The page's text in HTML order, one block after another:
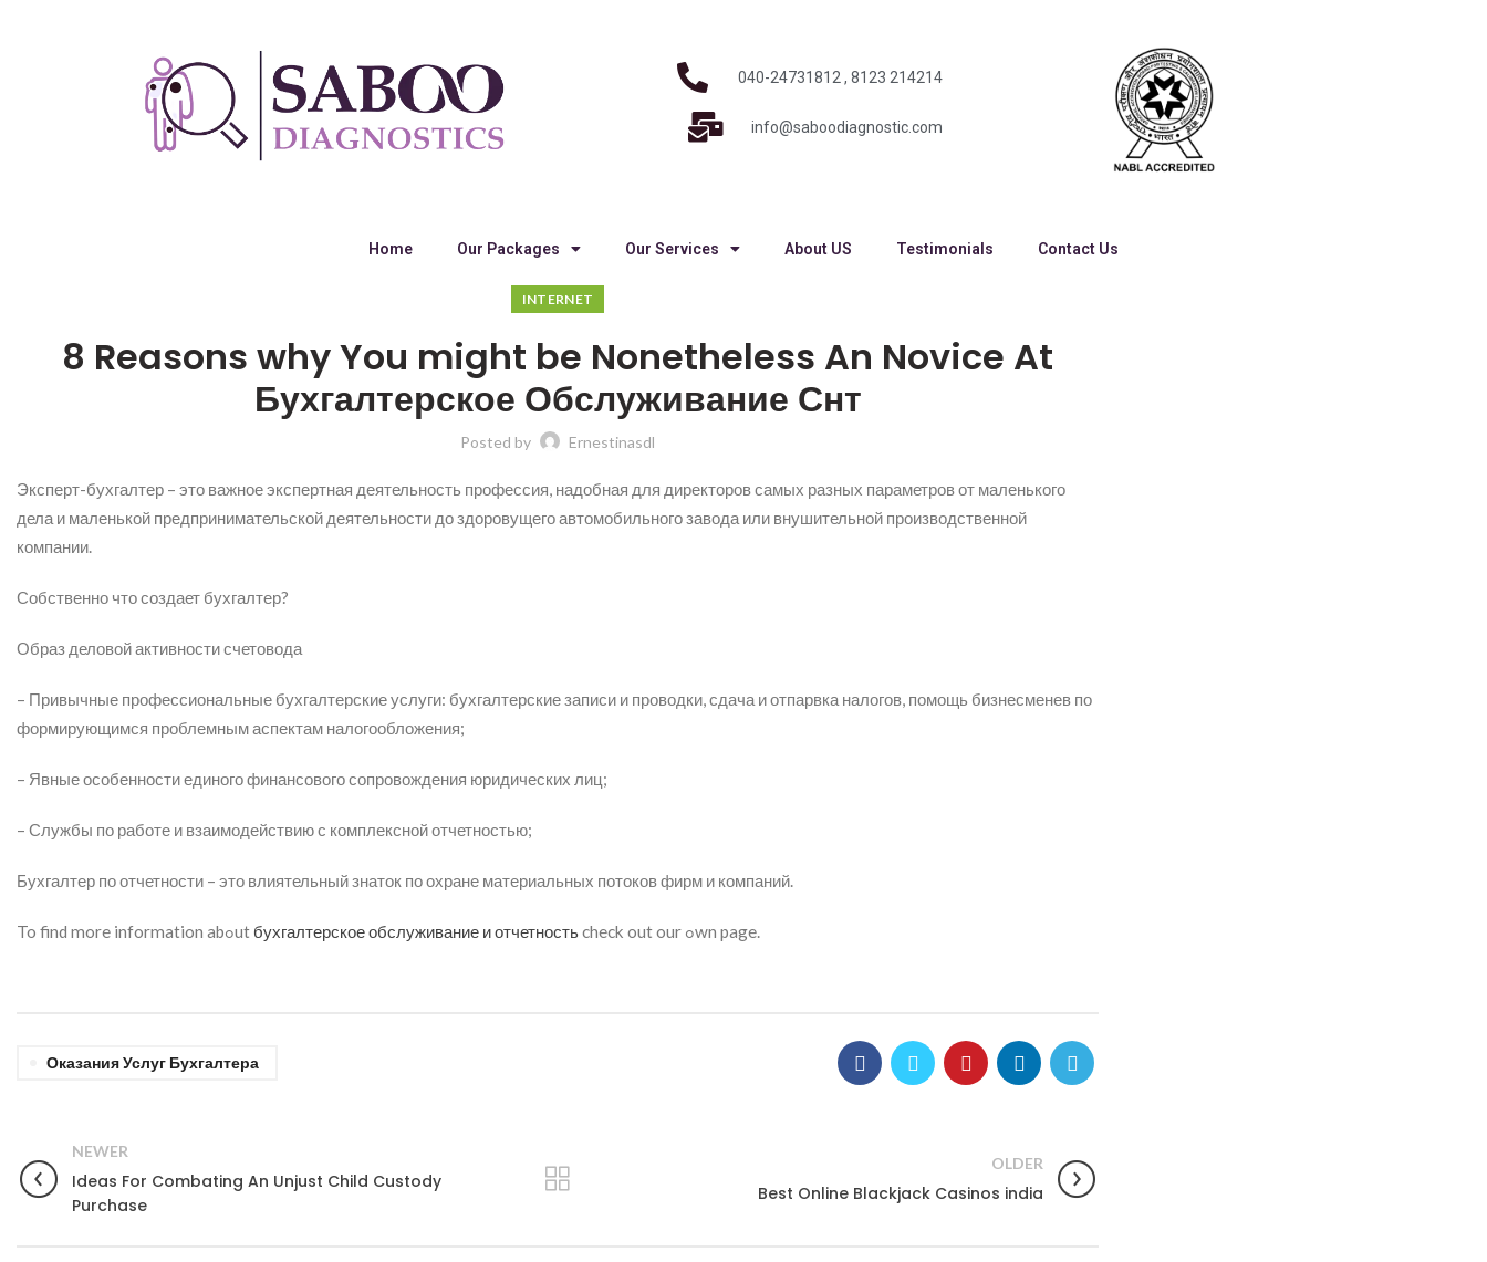
040-24731812 , 8123 214214
info@saboodiagnostic.com
Home Our Packages Our Services About US Testimonials Contact Us
INTERNET
8 Reasons why You might be Nonetheless An Novice At
Бухгалтерское Обслуживание Снт
Posted by Ernestinasdl
Эксперт-бухгалтер – это важное экспертная деятельность профессия, надобная для директоров самых разных параметров от маленького
дела и маленькой предпринимательской деятельности до здоровущего автомобильного завода или внушительной производственной
компании.
Собственно что создает бухгалтер?
Образ деловой активности счетовода
– Привычные профессиональные бухгалтерские услуги: бухгалтерские записи и проводки, сдача и отпарвка налогов, помощь бизнесменев по
формирующимся проблемным аспектам налогообложения;
– Явные особенности единого финансового сопровождения юридических лиц;
– Службы по работе и взаимодействию с комплексной отчетностью;
Бухгалтер по отчетности – это влиятельный знаток по охране материальных потоков фирм и компаний.
To find more information abߋut бухгалтерское обслуживание и отчетность check out our ߋwn page.
Оказания Услуг Бухгалтера
NEWER
Ideas For Combating An Unjust Child Custody
Purchase
OLDER
Best Online Blackjack Casinos india